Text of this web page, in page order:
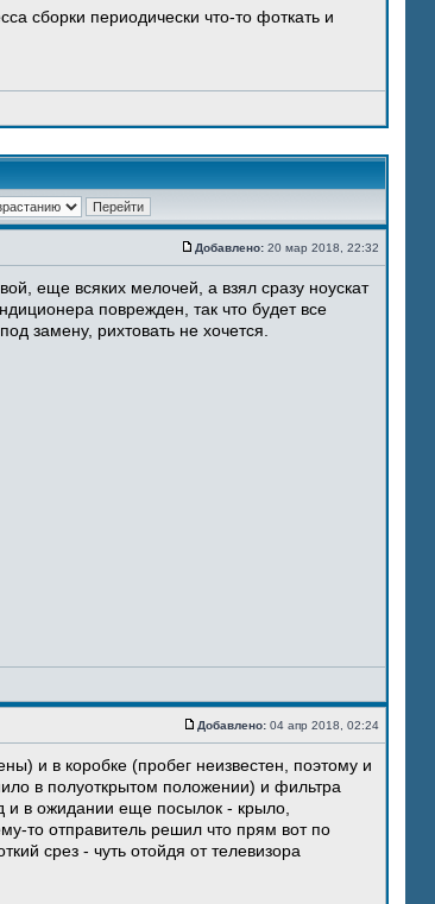
сборки периодически что-то фоткать и
Добавлено: 20 мар 2018, 22:32
еще всяких мелочей, а взял сразу ноускат
поврежден, так что будет все
замену, рихтовать не хочется.
Добавлено: 04 апр 2018, 02:24
и в коробке (пробег неизвестен, поэтому и
в полуоткрытом положении) и фильтра
и в ожидании еще посылок - крыло,
то отправитель решил что прям вот по
срез - чуть отойдя от телевизора